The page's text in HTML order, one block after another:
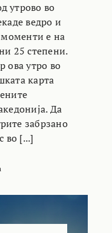
утрово во
ведро и
моменти е на
25 степени.
ова утро во
карта
Да
забрзано
во [...]